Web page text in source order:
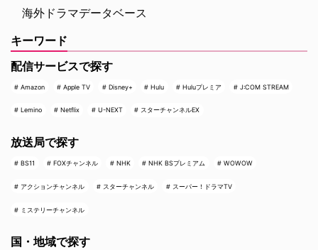
海外ドラマデータベース
キーワード
配信サービスで探す
Amazon Apple TV Disney+ Hulu Huluプレミア J:COM STREAM
Lemino Netflix U-NEXT スターチャンネルEX
放送局で探す
BS11 FOXチャンネル NHK NHK BSプレミアム WOWOW
アクションチャンネル スターチャンネル スーパー！ドラマTV
ミステリーチャンネル
国・地域で探す